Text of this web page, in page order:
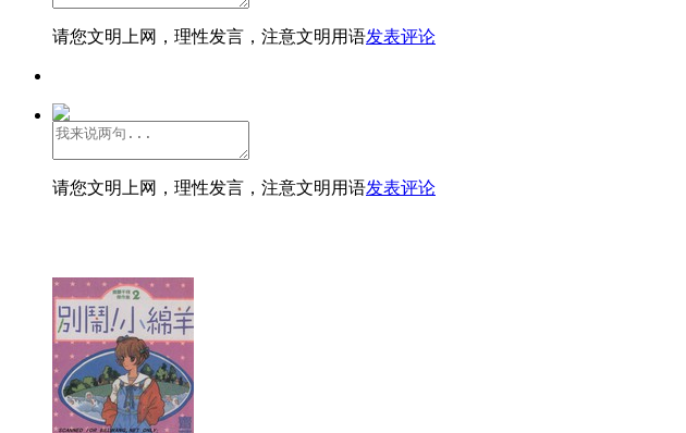
请您文明上网，理性发言，注意文明用语发表评论
请您文明上网，理性发言，注意文明用语发表评论